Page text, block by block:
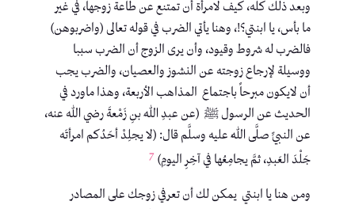
وبعد ذلك كله، كيف لامرأة أن تمتنع عن طاعة زوجها، في غير
ما بأس، يا ابنتي؟!، وهنا يأتي الضرب في قوله تعالى (واضربوهن)
فالضرب له شروط وقيود، وأن يرى الزوج أن الضرب سببا
ووسيلة لإرجاع زوجته عن النشوز والعصيان، والضرب يجب
أن لايكون مبرحاً باجتماع المذاهب الأربعة، وهذا ماورد في
الحديث عن الرسول ﷺ (عن عبدِ اللهِ بنِ زَمْعةَ رضي الله عنه،
عن النبيِّ صلَّى اللهُ عليه وسلَّم قال: (لا يجلِدْ أحَدُكم امرأتَه
جَلْدَ العَبدِ، ثمَّ يجامِعُها في آخِرِ اليومِ) 7
ومن هنا يا ابنتي يمكن لك أن تعرفي زوجك على المصادر